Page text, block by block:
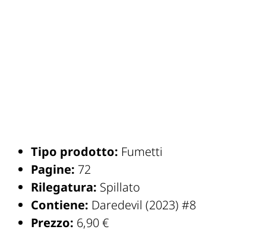
Tipo prodotto: Fumetti
Pagine: 72
Rilegatura: Spillato
Contiene: Daredevil (2023) #8
Prezzo: 6,90 €